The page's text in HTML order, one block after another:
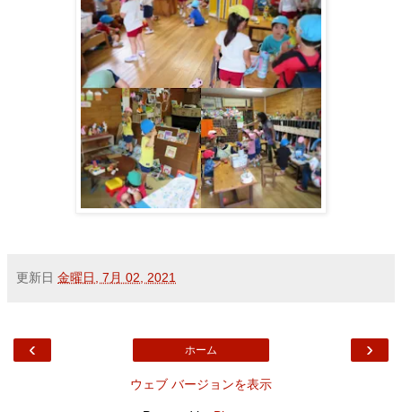
更新日 金曜日, 7月 02, 2021
‹ ›
ホーム
ウェブ バージョンを表示